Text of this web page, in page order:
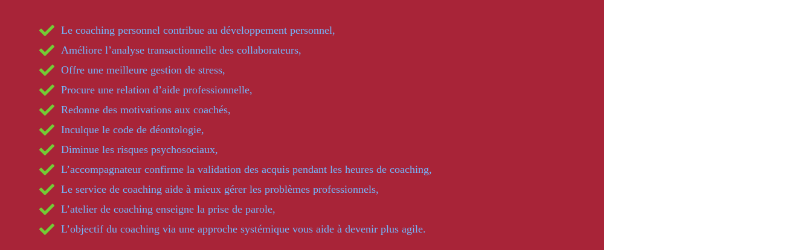
Le coaching personnel contribue au développement personnel,
Améliore l’analyse transactionnelle des collaborateurs,
Offre une meilleure gestion de stress,
Procure une relation d’aide professionnelle,
Redonne des motivations aux coachés,
Inculque le code de déontologie,
Diminue les risques psychosociaux,
L’accompagnateur confirme la validation des acquis pendant les heures de coaching,
Le service de coaching aide à mieux gérer les problèmes professionnels,
L’atelier de coaching enseigne la prise de parole,
L’objectif du coaching via une approche systémique vous aide à devenir plus agile.